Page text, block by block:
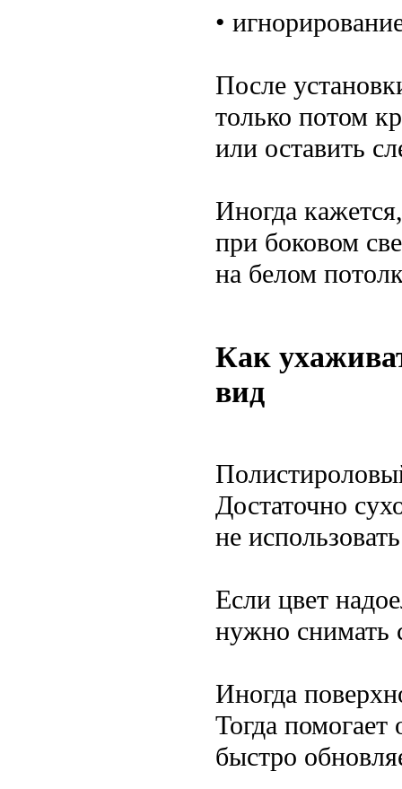
•
После
только потом
или оставить
Иногда
при боковом
на белом
Как
вид
Достаточно
не
Если цвет
нужно снимать
Иногда
Тогда
быстро